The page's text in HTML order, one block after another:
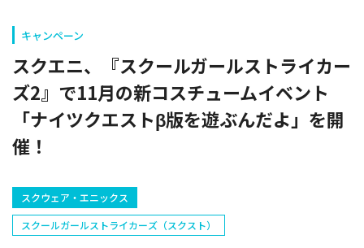
キャンペーン
スクエニ、『スクールガールストライカー
ズ2』で11月の新コスチュームイベント
「ナイツクエストβ版を遊ぶんだよ」を開
催！
スクウェア・エニックス
スクールガールストライカーズ（スクスト）